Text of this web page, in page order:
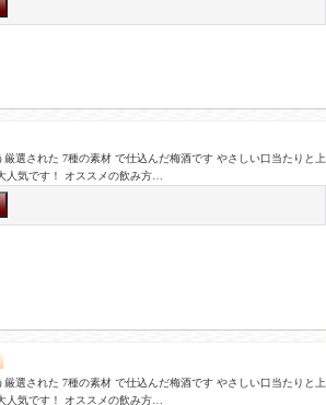
選された 7種の素材 で仕込んだ梅酒です やさしい口当たりと上
気です！ オススメの飲み方…
選された 7種の素材 で仕込んだ梅酒です やさしい口当たりと上
気です！ オススメの飲み方…